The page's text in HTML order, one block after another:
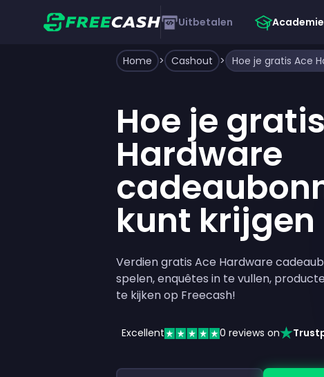
Uitbetalen Academie
Home > Cashout >
Hoe je
Hardware
kunt krijgen
Verdien gratis Ace Hardware
spelen, enquêtes in te vullen,
te kijken op Freecash!
Excellent 0 reviews on